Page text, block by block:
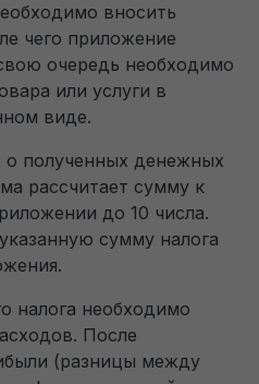
вносить
чего приложение
очередь необходимо
или услуги в
виде.
о полученных денежных
рассчитает сумму к
до 10 числа.
сумму налога
налога необходимо
После
(разницы между